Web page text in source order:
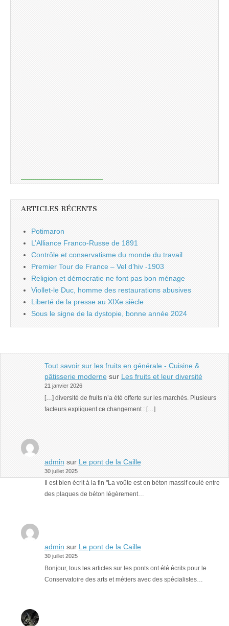
ARTICLES RÉCENTS
Potimaron
L’Alliance Franco-Russe de 1891
Contrôle et conservatisme du monde du travail
Premier Tour de France – Vel d’hiv -1903
Religion et démocratie ne font pas bon ménage
Viollet-le Duc, homme des restaurations abusives
Liberté de la presse au XIXe siècle
Sous le signe de la dystopie, bonne année 2024
Tout savoir sur les fruits en générale - Cuisine &
pâtisserie modernesur Les fruits et leur diversité
21 janvier 2026
[…] diversité de fruits n’a été offerte sur les marchés. Plusieurs
facteurs expliquent ce changement : […]
admin sur Le pont de la Caille
30 juillet 2025
Il est bien écrit à la fin "La voûte est en béton massif coulé entre
des plaques de béton légèrement…
admin sur Le pont de la Caille
30 juillet 2025
Bonjour, tous les articles sur les ponts ont été écrits pour le
Conservatoire des arts et métiers avec des spécialistes…